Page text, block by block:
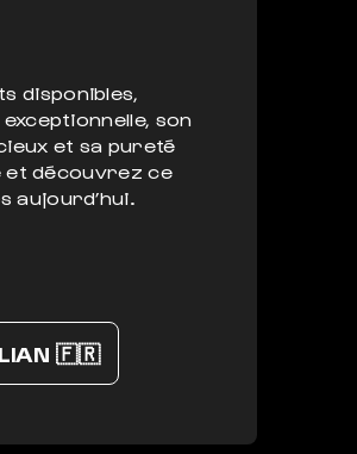
disponibles,
son
et sa pureté
et découvrez ce
aujourd’hui.
🇫🇷